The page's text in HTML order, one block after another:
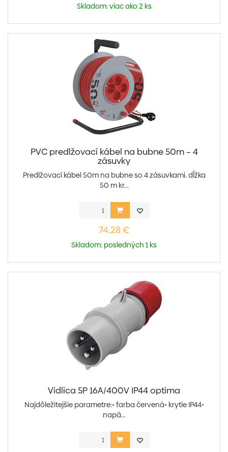
Skladom: viac ako 2 ks
PVC predlžovací kábel na bubne 50m – 4
zásuvky
Predlžovací kábel 50m na bubne so 4 zásuvkami. dĺžka
50 m kr...
74,28 €
Skladom: posledných 1 ks
Vidlica 5P 16A/400V IP44 optima
Najdôležitejšie parametre:• farba červená• krytie IP44•
napä...